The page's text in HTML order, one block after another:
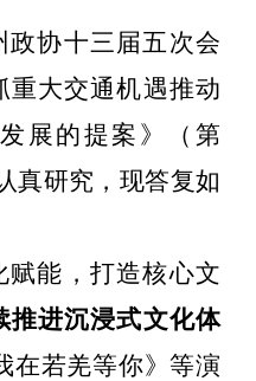
协十三届五次会
重大交通机遇推动
展的提案》
（ 第
真研究，现答复如
赋能，打造核心文
推进沉浸式文化体
在若羌等你》等演